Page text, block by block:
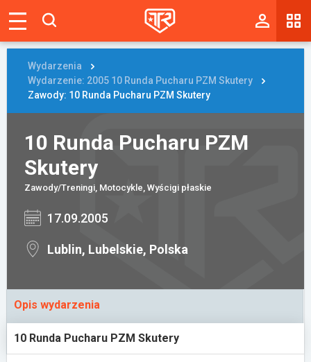
Tablica
Wyniki
Galerie
Wydarzenia
Giełda
Ranking
Zaloguj się
Załóż konto
Wydarzenia
Wydarzenie: 2005 10 Runda Pucharu PZM Skutery
Zawody: 10 Runda Pucharu PZM Skutery
10 Runda Pucharu PZM
Skutery
Zawody/Treningi, Motocykle, Wyścigi płaskie
17.09.2005
Lublin, Lubelskie, Polska
Opis wydarzenia
10 Runda Pucharu PZM Skutery